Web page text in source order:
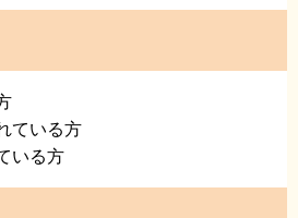
ている方
いる方